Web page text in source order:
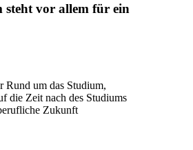
vor allem für ein
Rund um das Studium,
die Zeit nach des Studiums
Zukunft